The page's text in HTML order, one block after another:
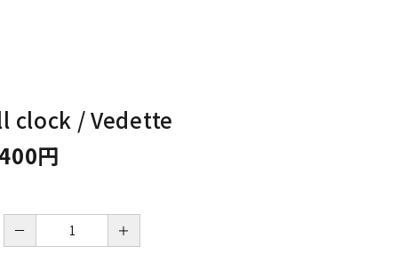
clock / Vedette
円
－ ＋